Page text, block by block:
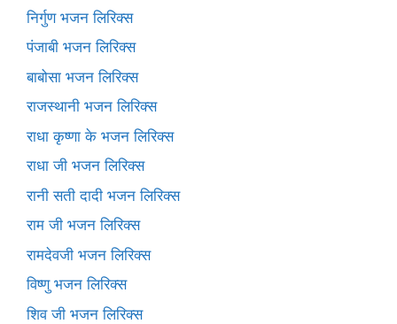
निर्गुण भजन लिरिक्स
पंजाबी भजन लिरिक्स
बाबोसा भजन लिरिक्स
राजस्थानी भजन लिरिक्स
राधा कृष्णा के भजन लिरिक्स
राधा जी भजन लिरिक्स
रानी सती दादी भजन लिरिक्स
राम जी भजन लिरिक्स
रामदेवजी भजन लिरिक्स
विष्णु भजन लिरिक्स
शिव जी भजन लिरिक्स